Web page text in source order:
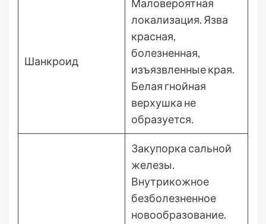
Шанкроид
Маловероятная
локализация. Язва
красная,
болезненная,
изъязвленные края.
Белая гнойная
верхушка не
образуется.
Закупорка сальной
железы.
Внутрикожное
безболезненное
новообразование.